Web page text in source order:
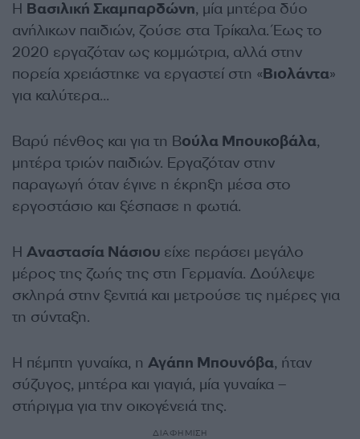
Η Βασιλική Σκαμπαρδώνη, μία μητέρα δύο
ανήλικων παιδιών, ζούσε στα Τρίκαλα. Έως το
2020 εργαζόταν ως κομμώτρια, αλλά στην
πορεία χρειάστηκε να εργαστεί στη «Βιολάντα»
για καλύτερα…
Βαρύ πένθος και για τη Βούλα Μπουκοβάλα,
μητέρα τριών παιδιών. Εργαζόταν στην
παραγωγή όταν έγινε η έκρηξη μέσα στο
εργοστάσιο και ξέσπασε η φωτιά.
Η Αναστασία Νάσιου είχε περάσει μεγάλο
μέρος της ζωής της στη Γερμανία. Δούλεψε
σκληρά στην ξενιτιά και μετρούσε τις ημέρες για
τη σύνταξη.
Η πέμπτη γυναίκα, η Αγάπη Μπουνόβα, ήταν
σύζυγος, μητέρα και γιαγιά, μία γυναίκα –
στήριγμα για την οικογένειά της.
ΔΙΑΦΗΜΙΣΗ